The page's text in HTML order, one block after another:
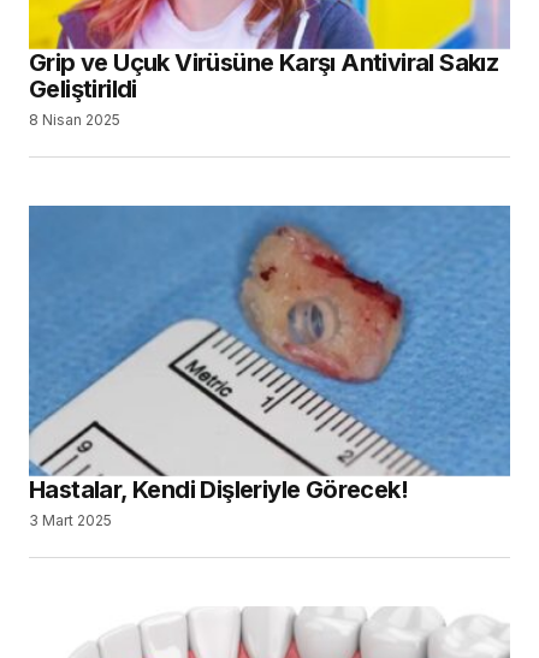
Grip ve Uçuk Virüsüne Karşı Antiviral Sakız
Geliştirildi
8 Nisan 2025
Hastalar, Kendi Dişleriyle Görecek!
3 Mart 2025